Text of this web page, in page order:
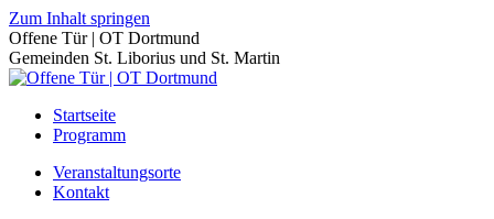
Zum Inhalt springen
Offene Tür | OT Dortmund
Gemeinden St. Liborius und St. Martin
Startseite
Programm
Veranstaltungsorte
Kontakt